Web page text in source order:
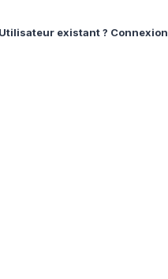
Utilisateur existant ? Connexion